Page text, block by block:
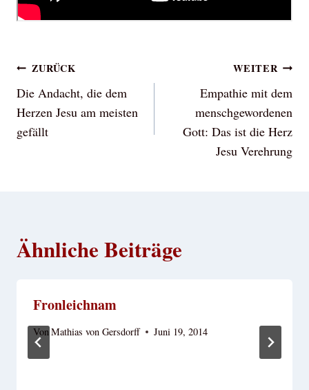
Beitragsnavigation
ZURÜCK
Die Andacht, die dem
Herzen Jesu am meisten
gefällt
WEITER
Empathie mit dem
menschgewordenen
Gott: Das ist die Herz
Jesu Verehrung
Ähnliche Beiträge
Fronleichnam
VonMathias von Gersdorff Juni 19, 2014